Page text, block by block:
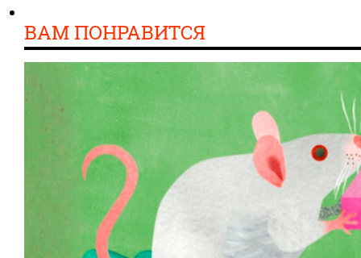
ВАМ ПОНРАВИТСЯ